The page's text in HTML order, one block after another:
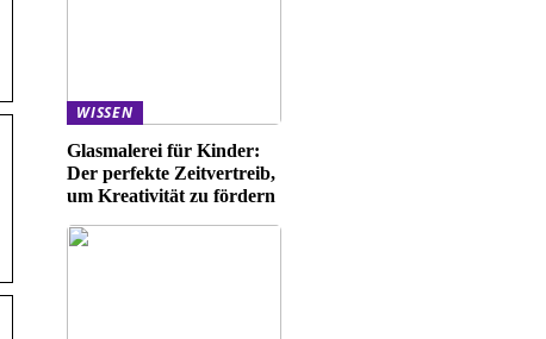
WISSEN
Glasmalerei für Kinder:
Der perfekte Zeitvertreib,
um Kreativität zu fördern